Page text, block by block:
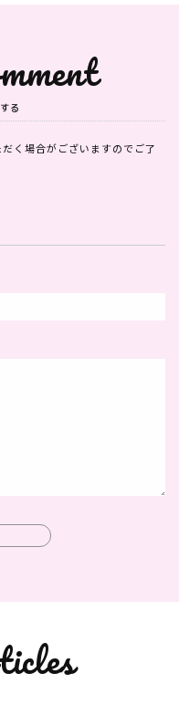
る
く場合がございますのでご了